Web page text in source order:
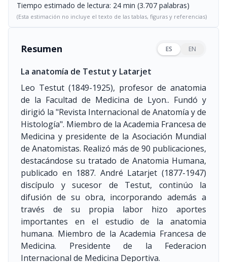
Tiempo estimado de lectura: 24 min (3.707 palabras)
(Esta estimación no incluye el texto de las tablas, figuras y referencias)
Resumen ES EN
La anatomía de Testut y Latarjet
Leo Testut (1849-1925), profesor de anatomia
de la Facultad de Medicina de Lyon.. Fundó y
dirigió la "Revista Internacional de Anatomía y de
Histología". Miembro de la Academia Francesa de
Medicina y presidente de la Asociación Mundial
de Anatomistas. Realizó más de 90 publicaciones,
destacándose su tratado de Anatomia Humana,
publicado en 1887. André Latarjet (1877-1947)
discípulo y sucesor de Testut, continúo la
difusión de su obra, incorporando además a
través de su propia labor hizo aportes
importantes en el estudio de la anatomia
humana. Miembro de la Academia Francesa de
Medicina. Presidente de la Federacion
Internacional de Medicina Deportiva.